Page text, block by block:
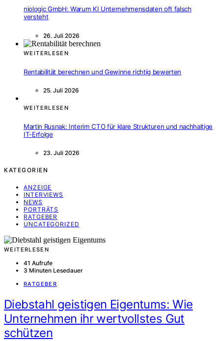
niologic GmbH: Warum KI Unternehmensdaten oft falsch
versteht
26. Juli 2026
WEITERLESEN
Rentabilität berechnen und Gewinne richtig bewerten
25. Juli 2026
WEITERLESEN
Martin Rusnak: Interim CTO für klare Strukturen und nachhaltige
IT-Erfolge
23. Juli 2026
KATEGORIEN
ANZEIGE
INTERVIEWS
NEWS
PORTRÄTS
RATGEBER
UNCATEGORIZED
WEITERLESEN
41 Aufrufe
3 Minuten Lesedauer
RATGEBER
Diebstahl geistigen Eigentums: Wie
Unternehmen ihr wertvollstes Gut
schützen